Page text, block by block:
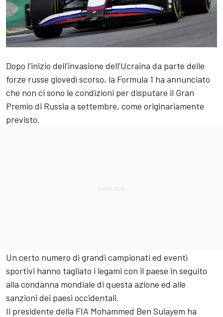
Dopo l'inizio dell'invasione dell'Ucraina da parte delle
forze russe giovedì scorso, la Formula 1 ha annunciato
che non ci sono le condizioni per disputare il Gran
Premio di Russia a settembre, come originariamente
previsto.
Un certo numero di grandi campionati ed eventi
sportivi hanno tagliato i legami con il paese in seguito
alla condanna mondiale di questa azione ed alle
sanzioni dei paesi occidentali.
Il presidente della FIA Mohammed Ben Sulayem ha